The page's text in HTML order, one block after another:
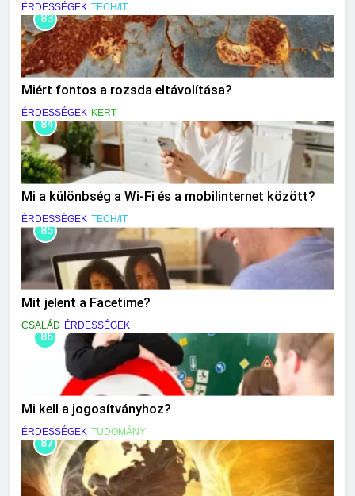
ÉRDESSÉGEK TECH/IT
83
Miért fontos a rozsda eltávolítása?
ÉRDESSÉGEK KERT
84
Mi a különbség a Wi-Fi és a mobilinternet között?
ÉRDESSÉGEK TECH/IT
85
Mit jelent a Facetime?
CSALÁD ÉRDESSÉGEK
86
Mi kell a jogosítványhoz?
ÉRDESSÉGEK TUDOMÁNY
87